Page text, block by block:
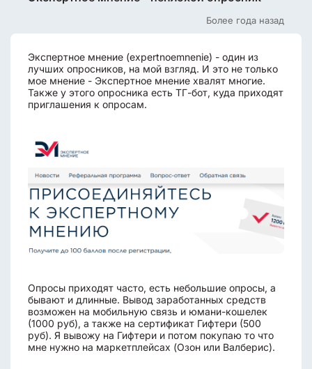
Более года назад
Экспертное мнение (expertnoemnenie) - один из
лучших опросников, на мой взгляд. И это не только
мое мнение - Экспертное мнение хвалят многие.
Также у этого опросника есть ТГ-бот, куда приходят
приглашения к опросам.
Опросы приходят часто, есть небольшие опросы, а
бывают и длинные. Вывод заработанных средств
возможен на мобильную связь и юмани-кошелек
(1000 руб), а также на сертификат Гифтери (500
руб). Я вывожу на Гифтери и потом покупаю то что
мне нужно на маркетплейсах (Озон или Валберис).